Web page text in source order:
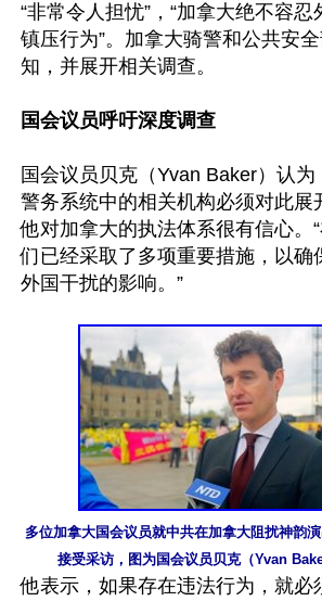
“非常令人担忧”，“加拿大绝不容忍
镇压行为”。加拿大骑警和公共安
知，并展开相关调查。
国会议员呼吁深度调查
国会议员贝克（Yvan Baker）认
警务系统中的相关机构必须对此展
他对加拿大的执法体系很有信心。
们已经采取了多项重要措施，以确
外国干扰的影响。”
多位加拿大国会议员就中共在加拿大阻扰神韵
接受采访，图为国会议员贝克（Yvan
他表示，如果存在违法行为，就必